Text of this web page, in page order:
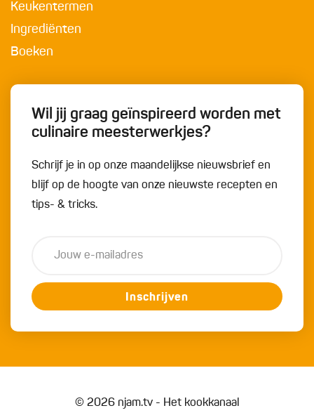
Keukentermen
Ingrediënten
Boeken
Wil jij graag geïnspireerd worden met
culinaire meesterwerkjes?
Schrijf je in op onze maandelijkse nieuwsbrief en
blijf op de hoogte van onze nieuwste recepten en
tips- & tricks.
Inschrijven
© 2026 njam.tv - Het kookkanaal